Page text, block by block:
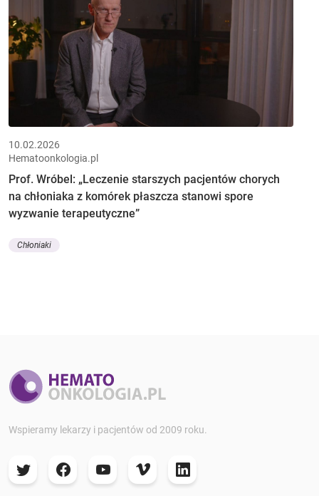
10.02.2026
Hematoonkologia.pl
Prof. Wróbel: „Leczenie starszych pacjentów chorych
na chłoniaka z komórek płaszcza stanowi spore
wyzwanie terapeutyczne”
Chłoniaki
Wspieramy lekarzy i pacjentów od 2009 roku.